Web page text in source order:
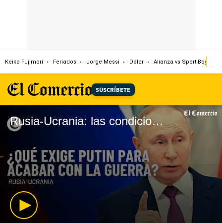
Keiko Fujimori Feriados Jorge Messi Dólar Alianza vs Sport Boys
SUSCRÍBETE
Rusia-Ucrania: las condiciones de Vladimir Putin para poner fin a la guerra